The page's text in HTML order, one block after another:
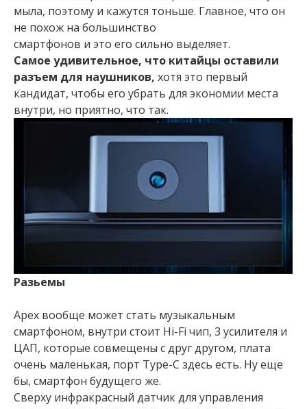
мыла, поэтому и кажутся тоньше. Главное, что он
не похож на большинство
смартфонов и это его сильно выделяет.
Самое удивительное, что китайцы оставили
разъем для наушников, хотя это первый
кандидат, чтобы его убрать для экономии места
внутри, но приятно, что так.
Разьемы
Apex вообще может стать музыкальным
смартфоном, внутри стоит Hi-Fi чип, 3 усилителя и
ЦАП, которые совмещены с друг другом, плата
очень маленькая, порт Type-C здесь есть. Ну еще
бы, смартфон будущего же.
Сверху инфракрасный датчик для управления